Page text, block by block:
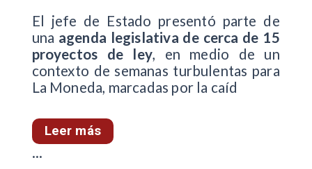
El jefe de Estado presentó parte de
una agenda legislativa de cerca de 15
proyectos de ley, en medio de un
contexto de semanas turbulentas para
La Moneda, marcadas por la caíd
Leer más
...